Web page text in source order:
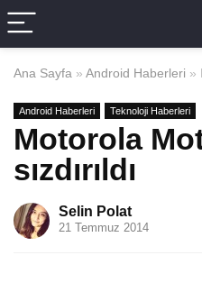
Ana Sayfa » Android Haberleri »
Android Haberleri Teknoloji Haberleri
Motorola
sızdırıldı
Selin Polat
21 Temmuz 2014